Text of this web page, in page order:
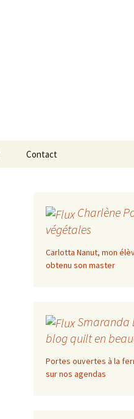
Contact
Charlène
végétales
Carlotta Nanut, mon
obtenu son master
Smaranda
blog quilt en
Portes ouvertes à la
sur nos agendas